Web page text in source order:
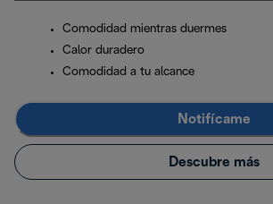
Comodidad mientras duermes
Calor duradero
Comodidad a tu alcance
Notifícame
Descubre más